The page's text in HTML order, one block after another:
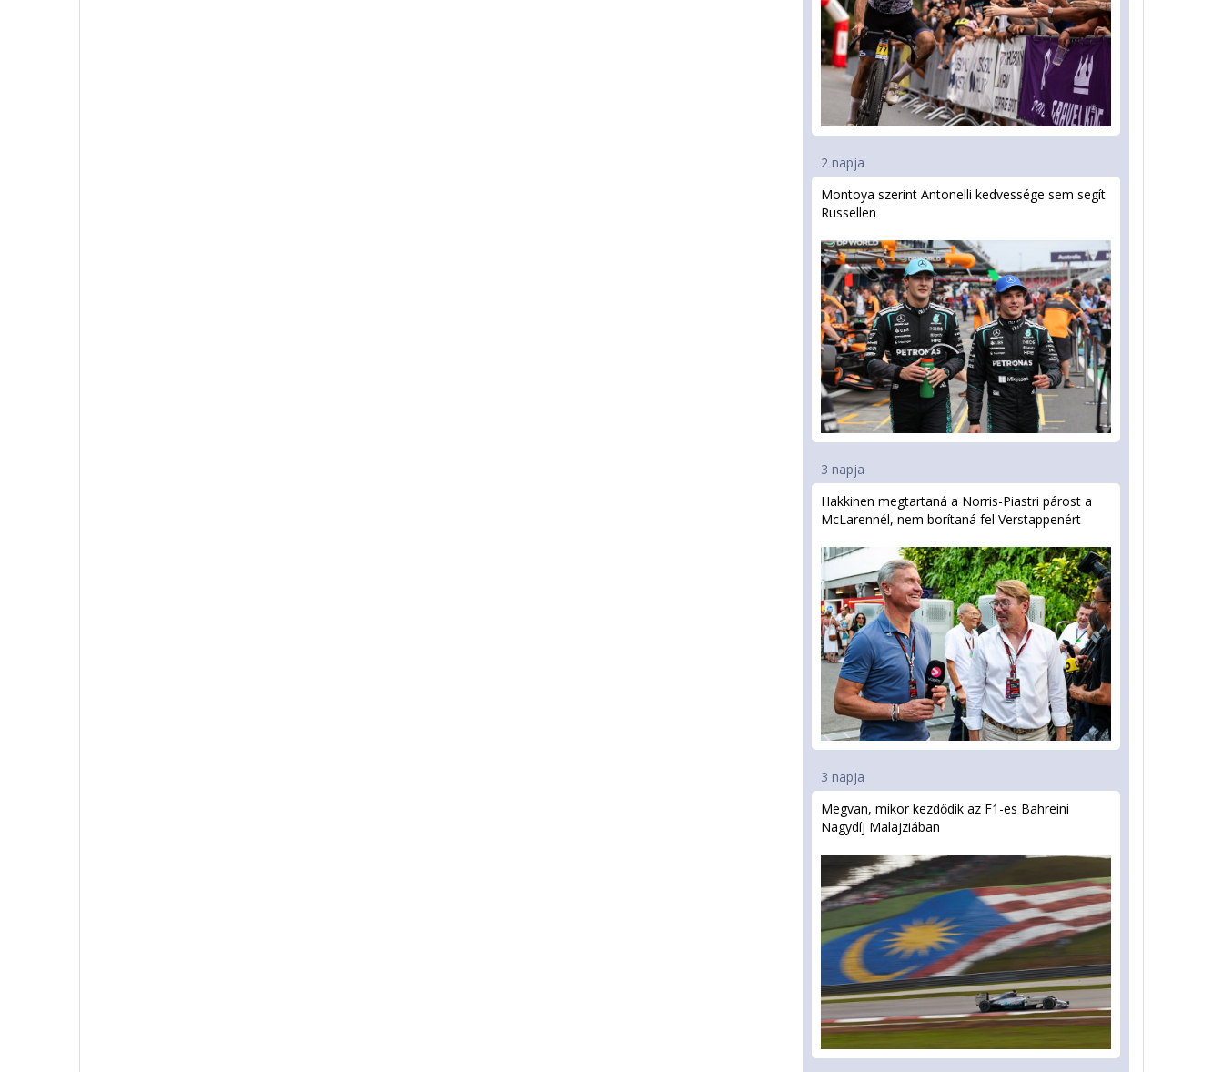
2 napja
Montoya szerint Antonelli kedvessége sem segít
Russellen
3 napja
Hakkinen megtartaná a Norris-Piastri párost a
McLarennél, nem borítaná fel Verstappenért
3 napja
Megvan, mikor kezdődik az F1-es Bahreini
Nagydíj Malajziában